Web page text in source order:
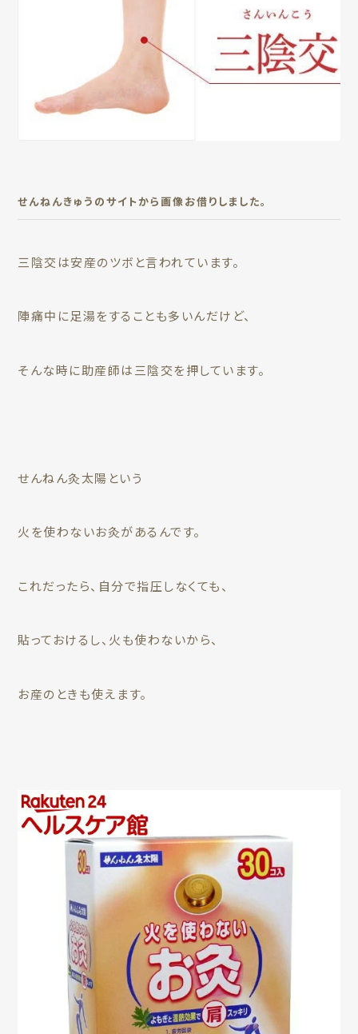
せんねんきゅうのサイトから画像お借りしました。
三陰交は安産のツボと言われています。
陣痛中に足湯をすることも多いんだけど、
そんな時に助産師は三陰交を押しています。
せんねん灸太陽という
火を使わないお灸があるんです。
これだったら、自分で指圧しなくても、
貼っておけるし、火も使わないから、
お産のときも使えます。